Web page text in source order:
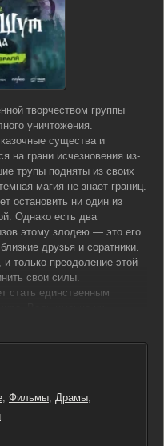
творчеством группы
уничтожения.
существа и
на грани исчезновения из-
трупы подняты из своих
магия не знает границ.
остановить ни один из
Однако есть два
этому злодею — это его
друзья и соратники.
только преодоление этой
свои силы.
стать единственным
самого Некроманта,
В глубинах этого мира,
и каждый уголок
всё, что когда-то
прошлые ошибки и
мощи собственного
и дружбе, которая не
встать между ними.
, Фильмы, Драмы,